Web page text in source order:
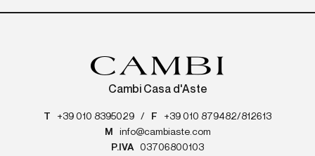
Cambi Casa d'Aste
T +39 010 8395029 / F
+39 010 879482/812613
M
info@cambiaste.com
P.IVA
03706800103